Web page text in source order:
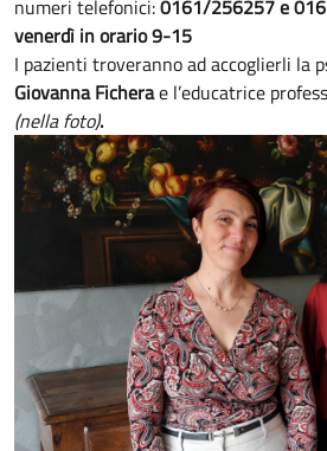
numeri telefonici:0161/256257 e
venerdì in orario 9-15
I pazienti troveranno ad accoglierli la
Giovanna Ficherae l’educatrice
(nella foto).